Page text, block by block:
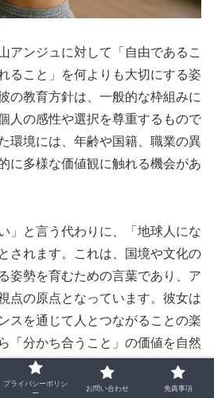
アンジュに対して「自由であるこ
ること」を何よりも大切にする姿
の教育方針は、一般的な枠組みに
人の感性や選択を尊重するもので
環境には、年齢や国籍、職業の異
に多様な価値観に触れる機会があ
」と言う代わりに、「地球人にな
されます。これは、国境や文化の
姿勢を育むための言葉であり、ア
点の原点となっています。彼女は
スを通じて人とつながることの楽
「分かち合うこと」の価値を自然
プライバシーポリシ
ー
お問い合わせ 免責事項